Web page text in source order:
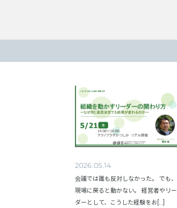
2026.05.14
会議では誰も反対しなかった。 でも、
現場に戻ると動かない。 経営者やリー
ダーとして、こうした経験をお[...]